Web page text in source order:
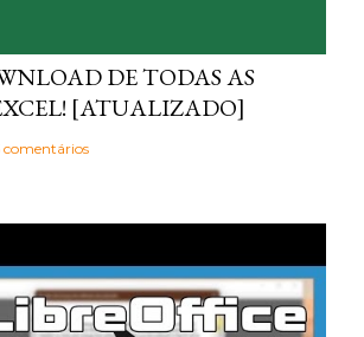
DE TODAS AS
[ATUALIZADO]
comentários